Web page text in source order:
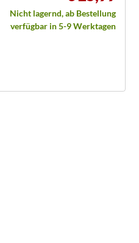
Nicht lagernd, ab Bestellung
verfügbar in 5-9 Werktagen